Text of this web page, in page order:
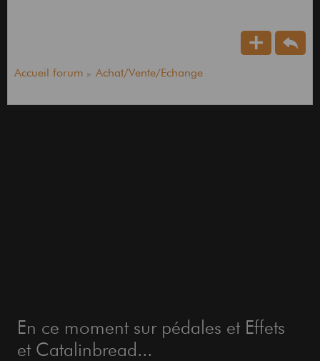
Accueil forum Achat/Vente/Echange
En ce moment sur pédales et Effets
et Catalinbread...